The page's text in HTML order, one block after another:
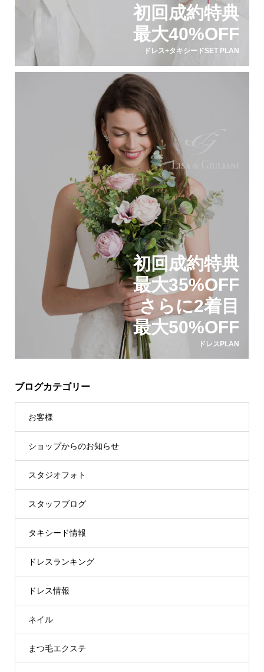
初回成約特典
最大40%OFF
ドレス+タキシードSET PLAN
初回成約特典
最大35%OFF
さらに2着目
最大50%OFF
ドレスPLAN
ブログカテゴリー
お客様
ショップからのお知らせ
スタジオフォト
スタッフブログ
タキシード情報
ドレスランキング
ドレス情報
ネイル
まつ毛エクステ